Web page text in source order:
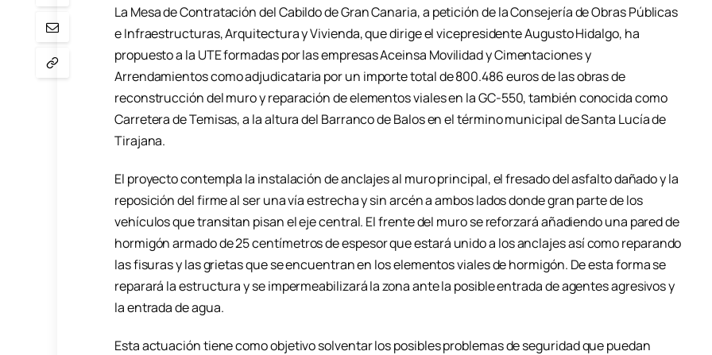
La Mesa de Contratación del Cabildo de Gran Canaria, a petición de la Consejería de Obras Públicas
e Infraestructuras, Arquitectura y Vivienda, que dirige el vicepresidente Augusto Hidalgo, ha
propuesto a la UTE formadas por las empresas Aceinsa Movilidad y Cimentaciones y
Arrendamientos como adjudicataria por un importe total de 800.486 euros de las obras de
reconstrucción del muro y reparación de elementos viales en la GC-550, también conocida como
Carretera de Temisas, a la altura del Barranco de Balos en el término municipal de Santa Lucía de
Tirajana.
El proyecto contempla la instalación de anclajes al muro principal, el fresado del asfalto dañado y la
reposición del firme al ser una vía estrecha y sin arcén a ambos lados donde gran parte de los
vehículos que transitan pisan el eje central. El frente del muro se reforzará añadiendo una pared de
hormigón armado de 25 centímetros de espesor que estará unido a los anclajes así como reparando
las fisuras y las grietas que se encuentran en los elementos viales de hormigón. De esta forma se
reparará la estructura y se impermeabilizará la zona ante la posible entrada de agentes agresivos y
la entrada de agua.
Esta actuación tiene como objetivo solventar los posibles problemas de seguridad que puedan